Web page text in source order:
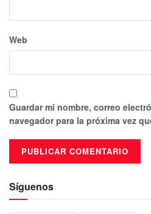
Web
Guardar mi nombre, correo
navegador para la próxima vez
Síguenos